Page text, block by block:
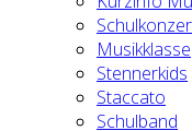
Musikklasse
Stennerkids
Staccato
Schulband